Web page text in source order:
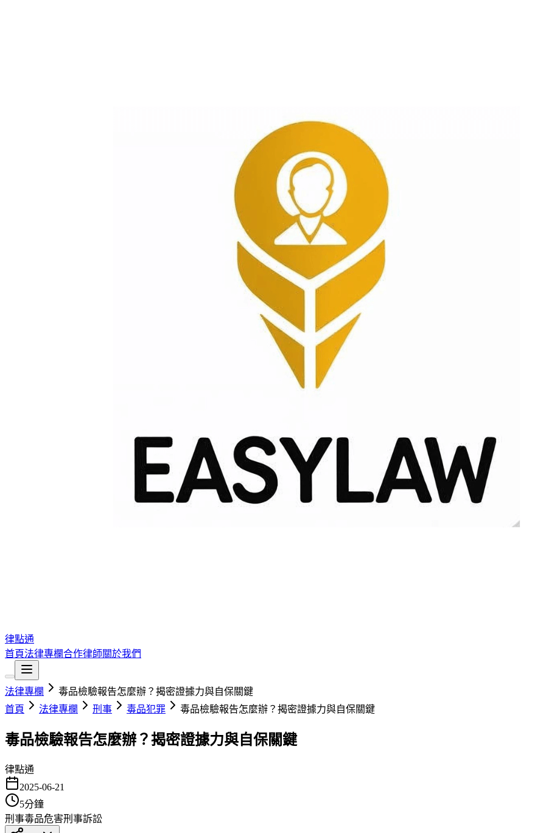
律點通
首頁法律專欄合作律師關於我們
法律專欄
毒品檢驗報告怎麼辦？揭密證據力與自保關鍵
首頁
法律專欄 刑事 毒品犯罪 毒品檢驗報告怎麼辦？揭密證據力與自保關鍵
毒品檢驗報告怎麼辦？揭密證據力與自保關鍵
律點通
2025-06-21
5分鐘
刑事毒品危害刑事訴訟